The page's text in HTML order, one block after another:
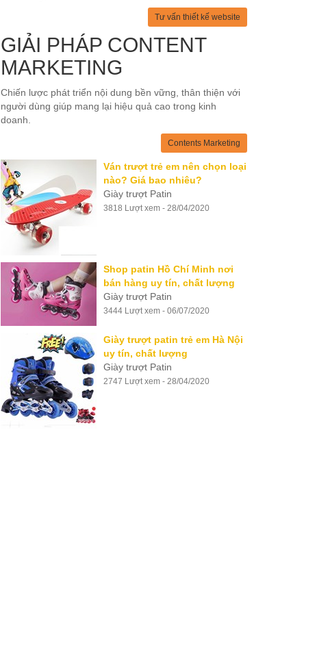
Tư vấn thiết kế website
GIẢI PHÁP CONTENT
MARKETING
Chiến lược phát triển nội dung bền vững, thân thiện với
người dùng giúp mang lại hiệu quả cao trong kinh
doanh.
Contents Marketing
Ván trượt trẻ em nên chọn loại
nào? Giá bao nhiêu?
Giày trượt Patin
3818 Lượt xem - 28/04/2020
Shop patin Hồ Chí Minh nơi
bán hàng uy tín, chất lượng
Giày trượt Patin
3444 Lượt xem - 06/07/2020
Giày trượt patin trẻ em Hà Nội
uy tín, chất lượng
Giày trượt Patin
2747 Lượt xem - 28/04/2020